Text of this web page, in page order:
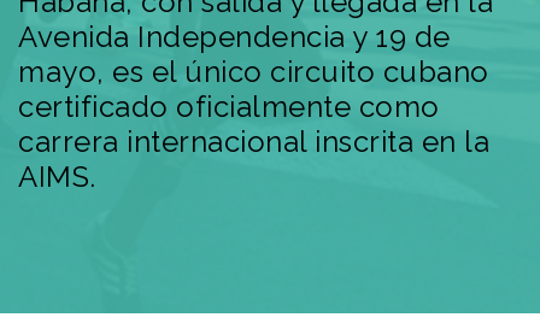
Avenida Independencia y 19 de
mayo, es el único circuito cubano
certificado oficialmente como
carrera internacional inscrita en la
AIMS.